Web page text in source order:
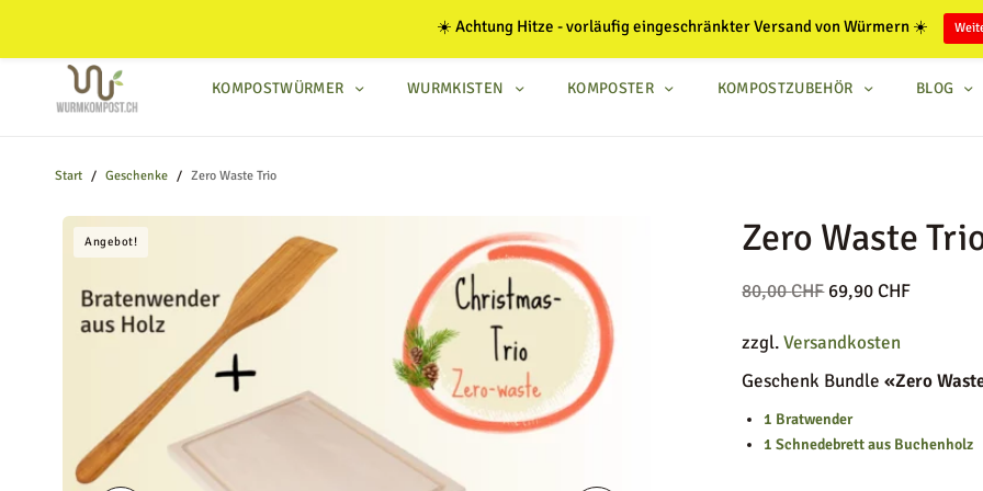
kurze Versanddauer zum Wohl der Würmer | langjährige Erfahrung | Abholen vor Ort möglich |
KOMPOSTWÜRMER WURMKISTEN KOMPOSTER KOMPOSTZUBEHÖR BLOG
Start / Geschenke / Zero Waste Trio
Angebot! Zero Waste
80,00CHF Ursprünglicher
80,00 CHF
69,90CHFAktueller
zzgl.Versandkosten
Geschenk Bundle«Zero
1 Bratwender
1 Schnedebrett aus Buchenholz
☀️ Achtung Hitze - vorläufig eingeschränkter Versand von Würmern ☀️
WURMKISTEN
KOMPOSTER
KOMPOSTZUBEHÖR